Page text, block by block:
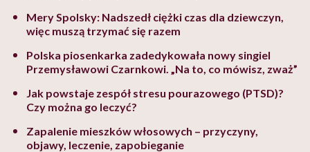
Mery Spolsky: Nadszedł ciężki czas dla dziewczyn,
więc muszą trzymać się razem
Polska piosenkarka zadedykowała nowy singiel
Przemysławowi Czarnkowi. „Na to, co mówisz, zważ”
Jak powstaje zespół stresu pourazowego (PTSD)?
Czy można go leczyć?
Zapalenie mieszków włosowych – przyczyny,
objawy, leczenie, zapobieganie